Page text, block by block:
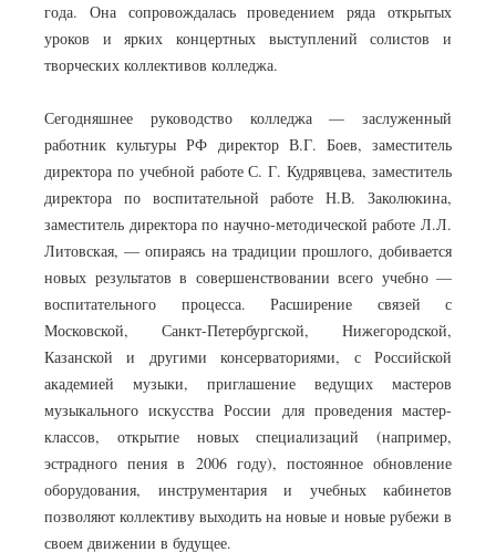
года. Она сопровождалась проведением ряда открытых
уроков и ярких концертных выступлений солистов и
творческих коллективов колледжа.
Сегодняшнее руководство колледжа — заслуженный
работник культуры РФ директор В.Г. Боев, заместитель
директора по учебной работе С. Г. Кудрявцева, заместитель
директора по воспитательной работе Н.В. Заколюкина,
заместитель директора по научно-методической работе Л.Л.
Литовская, — опираясь на традиции прошлого, добивается
новых результатов в совершенствовании всего учебно —
воспитательного процесса. Расширение связей с
Московской, Санкт-Петербургской, Нижегородской,
Казанской и другими консерваториями, с Российской
академией музыки, приглашение ведущих мастеров
музыкального искусства России для проведения мастер-
классов, открытие новых специализаций (например,
эстрадного пения в 2006 году), постоянное обновление
оборудования, инструментария и учебных кабинетов
позволяют коллективу выходить на новые и новые рубежи в
своем движении в будущее.